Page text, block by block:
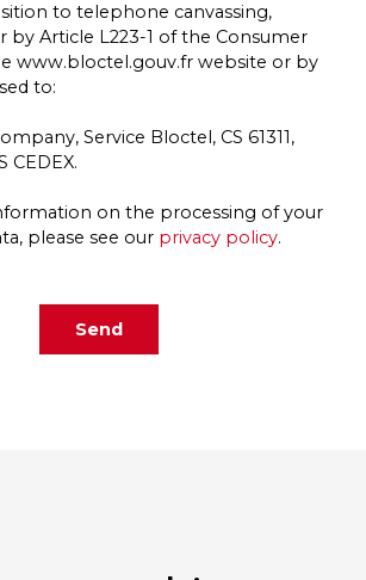
to telephone canvassing,
by Article L223-1 of the Consumer
www.bloctel.gouv.fr website or by
to:
Service Bloctel, CS 61311,
CEDEX.
on the processing of your
please see our privacy policy.
Send